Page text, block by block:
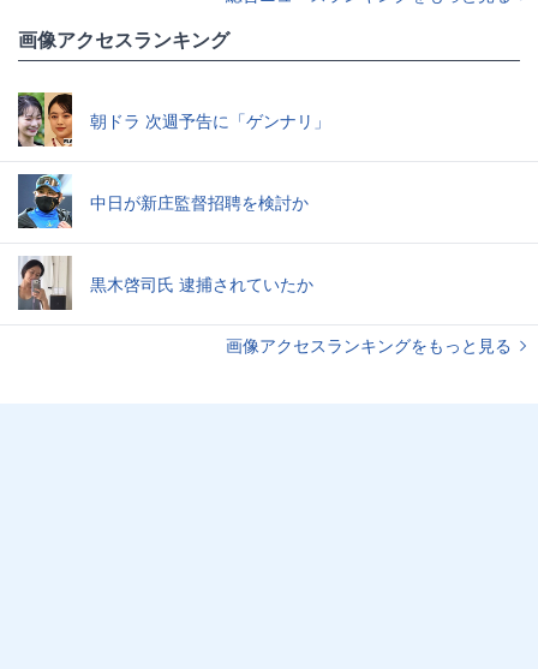
画像アクセスランキング
朝ドラ 次週予告に「ゲンナリ」
中日が新庄監督招聘を検討か
黒木啓司氏 逮捕されていたか
画像アクセスランキングをもっと見る